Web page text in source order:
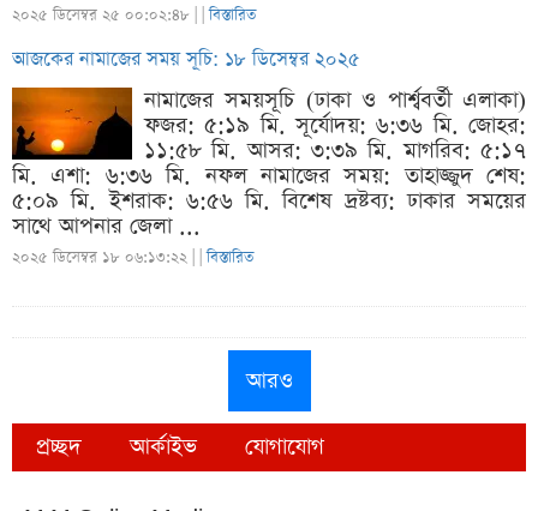
২০২৫ ডিসেম্বর ২৫ ০০:০২:৪৮ | |বিস্তারিত
আজকের নামাজের সময় সূচি: ১৮ ডিসেম্বর ২০২৫
নামাজের সময়সূচি (ঢাকা ও পার্শ্ববর্তী এলাকা)
ফজর: ৫:১৯ মি. সূর্যোদয়: ৬:৩৬ মি. জোহর:
১১:৫৮ মি. আসর: ৩:৩৯ মি. মাগরিব: ৫:১৭
মি. এশা: ৬:৩৬ মি. নফল নামাজের সময়: তাহাজ্জুদ শেষ:
৫:০৯ মি. ইশরাক: ৬:৫৬ মি. বিশেষ দ্রষ্টব্য: ঢাকার সময়ের
সাথে আপনার জেলা ...
২০২৫ ডিসেম্বর ১৮ ০৬:১৩:২২ | |বিস্তারিত
আরও
প্রচ্ছদ আর্কাইভ যোগাযোগ